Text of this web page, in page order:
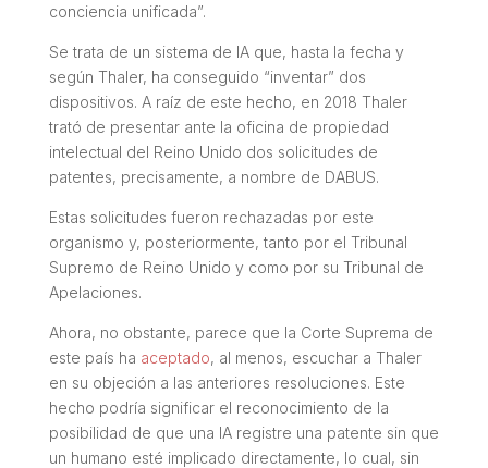
conciencia unificada”.
Se trata de un sistema de IA que, hasta la fecha y
según Thaler, ha conseguido “inventar” dos
dispositivos. A raíz de este hecho, en 2018 Thaler
trató de presentar ante la oficina de propiedad
intelectual del Reino Unido dos solicitudes de
patentes, precisamente, a nombre de DABUS.
Estas solicitudes fueron rechazadas por este
organismo y, posteriormente, tanto por el Tribunal
Supremo de Reino Unido y como por su Tribunal de
Apelaciones.
Ahora, no obstante, parece que la Corte Suprema de
este país ha aceptado, al menos, escuchar a Thaler
en su objeción a las anteriores resoluciones. Este
hecho podría significar el reconocimiento de la
posibilidad de que una IA registre una patente sin que
un humano esté implicado directamente, lo cual, sin